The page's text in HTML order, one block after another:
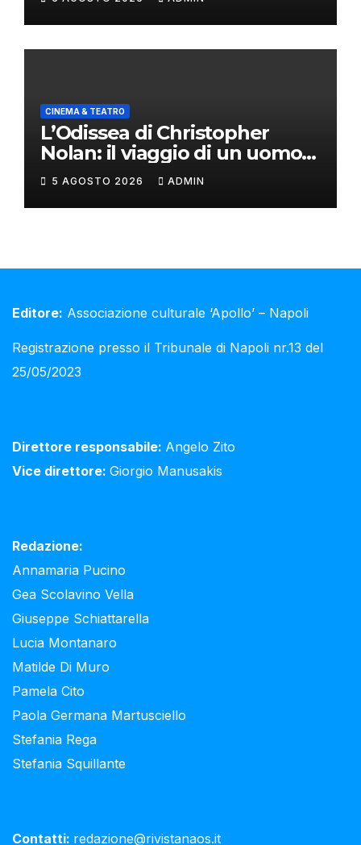
CINEMA & TEATRO
L’Odissea di Christopher
Nolan: il viaggio di un uomo
oltre il mito
5 AGOSTO 2026 ADMIN
Editore: Associazione culturale ‘Apollo’ – Napoli
Registrazione presso il Tribunale di Napoli nr.13 del
25/05/2023
Direttore responsabile: Angelo Zito
Vice direttore: Giorgio Manusakis
Redazione:
Annamaria Pucino
Gea Scolavino Vella
Giuseppe Schiattarella
Lucia Montanaro
Matilde Di Muro
Pamela Cito
Paola Germana Martusciello
Stefania Rega
Stefania Squillante
Contatti: redazione@rivistanaos.it